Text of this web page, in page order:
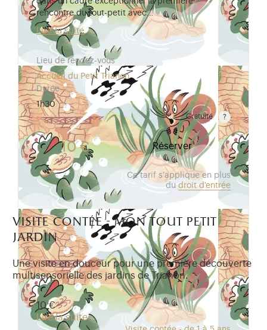
rencontre du tout-petit avec…
Lire la suite
Lieu de rendez-vous
Accueil du Petit Trianon
Durée
1h30
Gratuité
Gratuit pour les enfants de moins de 10 ans. Tarif
10 € Réserver
Ce tarif s'applique en plus
du droit d'entrée
visite contée - mon tout petit
jardin
Une visite en douceur pour une première découverte
multisensorielle des jardins de Trianon.
10 €
Lire la suite